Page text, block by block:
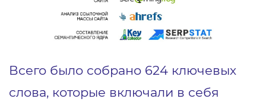
Всего было собрано 624 ключевых
слова, которые включали в себя